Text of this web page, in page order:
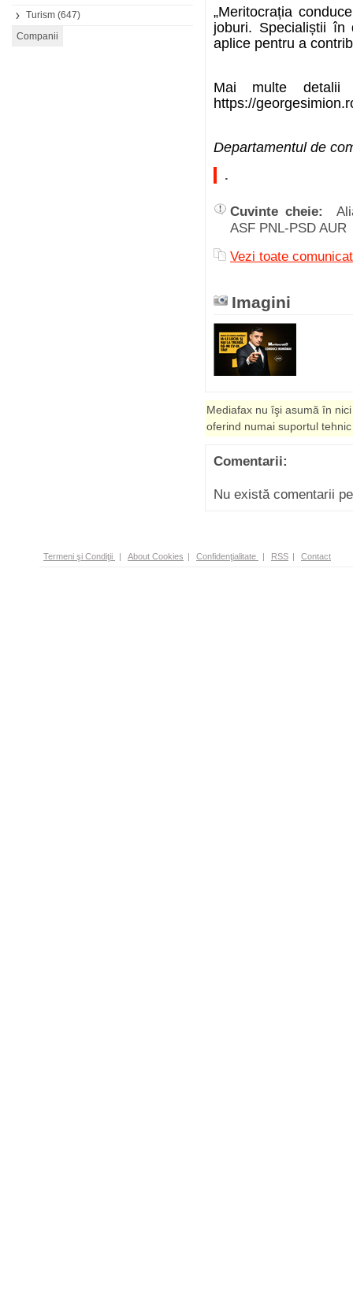
Turism (647)
„Meritocrația
joburi. Specialiștii în
aplice pentru a
Mai multe detalii
https://
Departamentul de
.
Cuvinte cheie:
ASF PNL-PSD AUR
Vezi toate
Imagini
Mediafax nu îşi asumă în
oferind numai suportul
Comentarii:
Nu există comentarii
Termeni şi Condiţii | About Cookies | Confidenţialitate | RSS | Contact